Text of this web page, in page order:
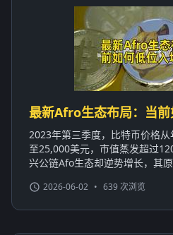
最新Afro生态布局：当前
2023年第三季度，比特币价格
至25,000美元，市值蒸发超过
兴公链Afo生态却逆势增长，其
2026-06-02 • 639 次浏览